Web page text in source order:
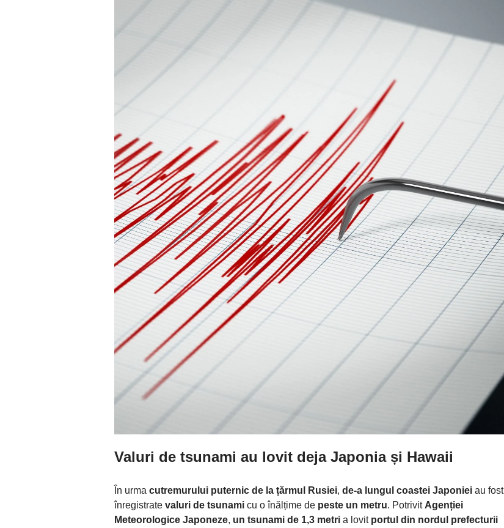
Valuri de tsunami au lovit deja Japonia și Hawaii
În urma cutremurului puternic de la țărmul Rusiei, de-a lungul coastei Japoniei au fost
înregistrate valuri de tsunami cu o înălțime de peste un metru. Potrivit Agenției
Meteorologice Japoneze, un tsunami de 1,3 metri a lovit portul din nordul prefecturii